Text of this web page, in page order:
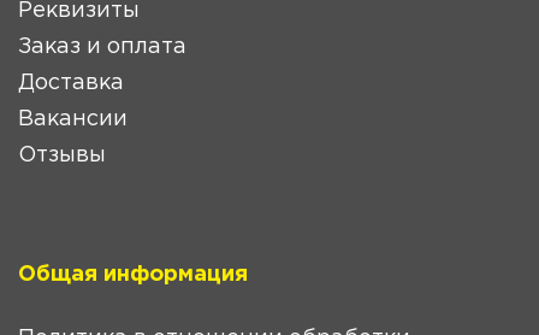
Реквизиты
Заказ и оплата
Доставка
Вакансии
Отзывы
Общая информация